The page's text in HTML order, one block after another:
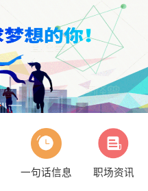
一句话信息 职场资讯